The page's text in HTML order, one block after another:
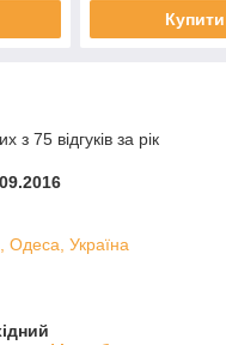
Купити
з 75 відгуків за рік
Одеса, Україна